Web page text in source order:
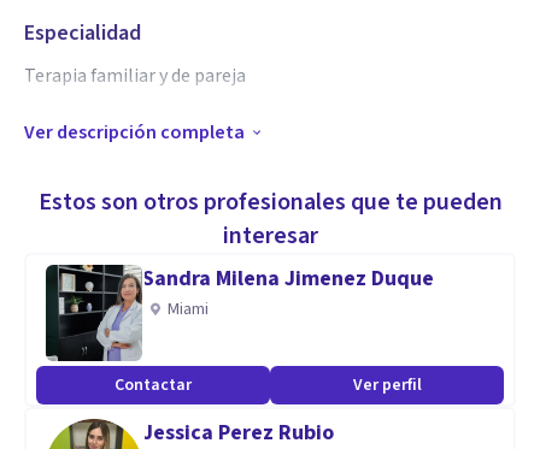
Especialidad
Terapia familiar y de pareja
Aptitudes
depresión.
Asesoría a parejas y familia
Ver descripción completa
Estos son otros profesionales que te pueden
interesar
Sandra Milena Jimenez Duque
Miami
Contactar Ver perfil
Jessica Perez Rubio